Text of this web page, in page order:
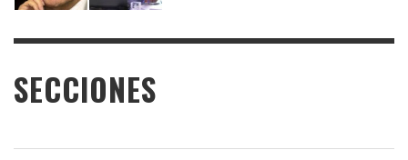
SECCIONES